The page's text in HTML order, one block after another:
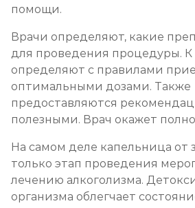
помощи.
Врачи определяют, какие
для проведения процедуры. К
определяют с правилами
оптимальными дозами. Также
предоставляются
полезными. Врач окажет
На самом деле капельница от
только этап проведения
лечению алкоголизма.
организма облегчает